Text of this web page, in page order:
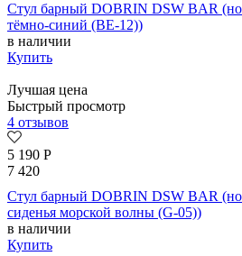
Стул барный DOBRIN DSW BAR
тёмно-синий (BE-12))
в наличии
Купить
Лучшая цена
Быстрый просмотр
4 отзывов
5 190 Р
7 420
Стул барный DOBRIN DSW BAR
сиденья морской волны (G-05))
в наличии
Купить